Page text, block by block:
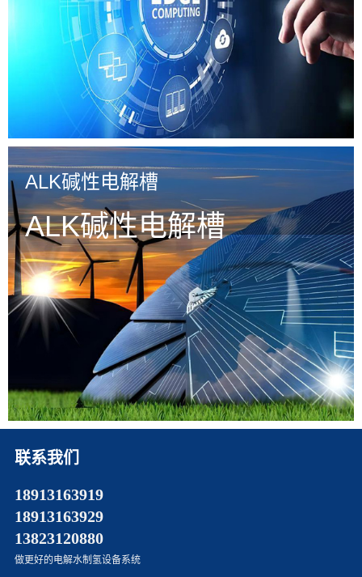
ALK碱性电解槽
ALK碱性电解槽
联系我们
18913163919
18913163929
13823120880
做更好的电解水制氢设备系统